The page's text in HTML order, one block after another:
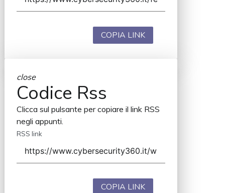
COPIA LINK
close
Codice Rss
Clicca sul pulsante per copiare il link RSS
negli appunti.
RSS link
COPIA LINK